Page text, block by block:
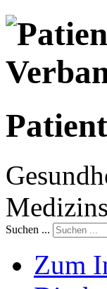
Suchen ...
Zum